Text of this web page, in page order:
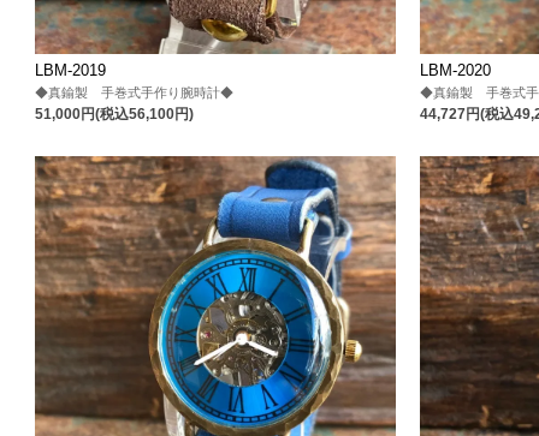
LBM-2019
◆真鍮製 手巻式手作り腕時計◆
51,000円(税込56,100円)
LBM-2020
◆真鍮製 手巻式
44,727円(税込